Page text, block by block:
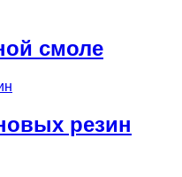
смоле
резин